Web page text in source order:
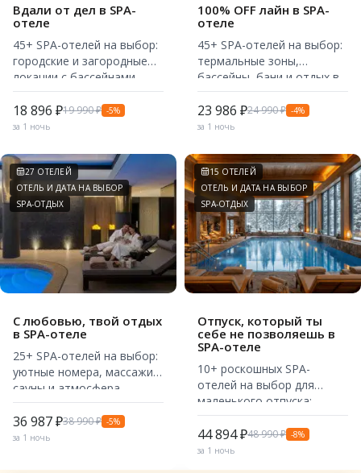
Вдали от дел в SPA-
отеле
45+ SPA-отелей на выбор:
городские и загородные
локации с бассейнами,
релакс-зонами и отдыхом.
18 896 ₽19 990 ₽ -5%
за 1 ночь
100% OFF лайн в SPA-
отеле
45+ SPA-отелей на выбор:
термальные зоны,
бассейны, бани и отдых в
спокойной атмосфере.
23 986 ₽24 990 ₽ -4%
за 1 ночь
27 ОТЕЛЕЙ
ОТЕЛЬ И ДАТА НА ВЫБОР
SPA-ОТДЫХ
С любовью, твой отдых
в SPA-отеле
25+ SPA-отелей на выбор:
уютные номера, массажи,
сауны и атмосфера
полного расслабления.
36 987 ₽38 990 ₽ -5%
за 1 ночь
15 ОТЕЛЕЙ
ОТЕЛЬ И ДАТА НА ВЫБОР
SPA-ОТДЫХ
Отпуск, который ты
себе не позволяешь в
SPA-отеле
10+ роскошных SPA-
отелей на выбор для
маленького отпуска:
комфортные номера,
бассейны, рестораны и
красивая территория.
44 894 ₽48 990 ₽ -8%
за 1 ночь